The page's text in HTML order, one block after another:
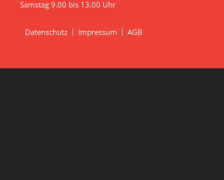
Samstag 9.00 bis 13.00 Uhr
Datenschutz Impressum AGB